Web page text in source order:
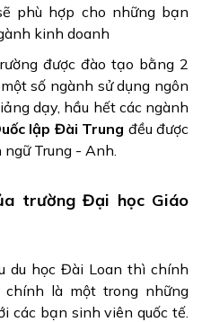
phù hợp cho những bạn
kinh doanh
được đào tạo bằng 2
số ngành sử dụng ngôn
dạy, hầu hết các ngành
lập Đài Trung đều được
Trung - Anh.
trường Đại học Giáo
du học Đài Loan thì chính
chính là một trong những
các bạn sinh viên quốc tế.